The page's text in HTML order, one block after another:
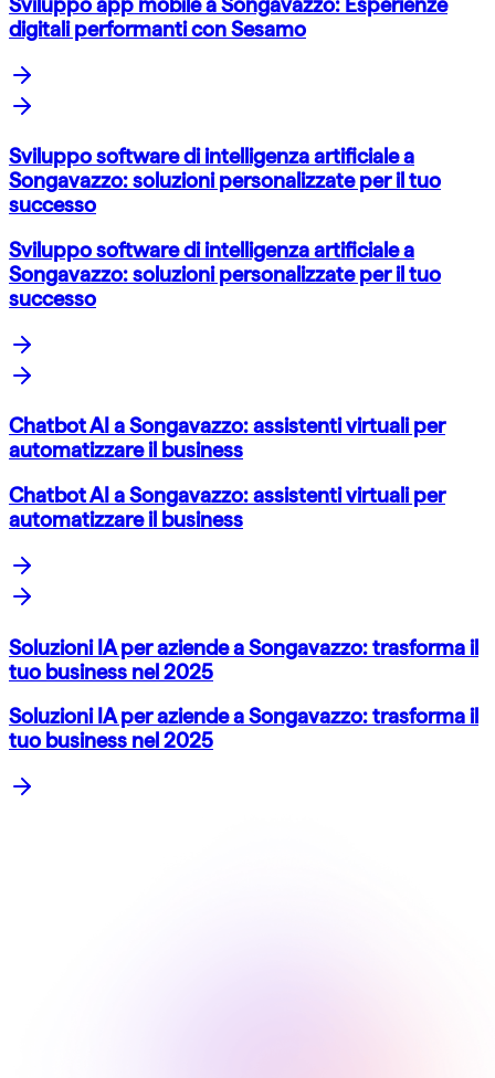
digitali performanti con Sesamo
Sviluppo software di intelligenza artificiale a
Songavazzo: soluzioni personalizzate per il tuo
successo
Sviluppo software di intelligenza artificiale a
Songavazzo: soluzioni personalizzate per il tuo
successo
Chatbot AI a Songavazzo: assistenti virtuali per
automatizzare il business
Chatbot AI a Songavazzo: assistenti virtuali per
automatizzare il business
Soluzioni IA per aziende a Songavazzo: trasforma il
tuo business nel 2025
Soluzioni IA per aziende a Songavazzo: trasforma il
tuo business nel 2025